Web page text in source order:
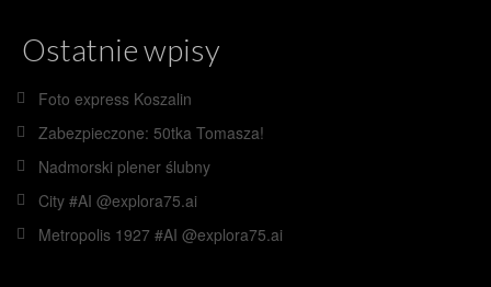
Ostatnie wpisy
Foto express Koszalin
Zabezpieczone: 50tka Tomasza!
Nadmorski plener ślubny
City #AI @explora75.ai
Metropolis 1927 #AI @explora75.ai